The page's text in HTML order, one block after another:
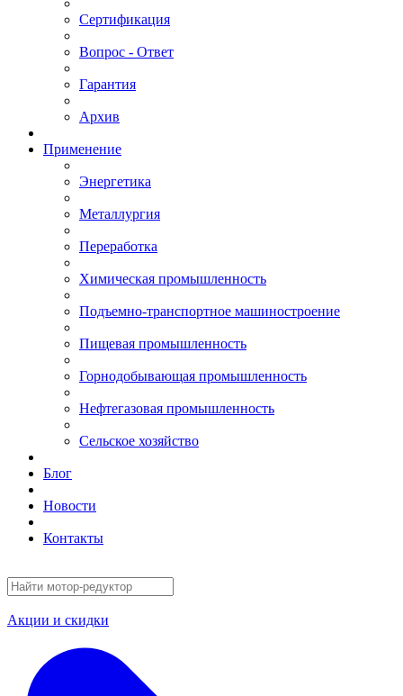
Сертификация
Вопрос - Ответ
Гарантия
Архив
Применение
Энергетика
Металлургия
Переработка
Химическая промышленность
Подъемно-транспортное машиностроение
Пищевая промышленность
Горнодобывающая промышленность
Нефтегазовая промышленность
Сельское хозяйство
Блог
Новости
Контакты
Акции и скидки